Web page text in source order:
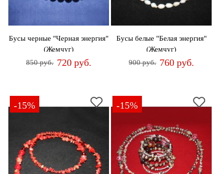
Бусы черные "Черная энергия"
(Жемчуг)
850 руб. 720 руб.
Бусы белые "Белая энергия"
(Жемчуг)
900 руб. 760 руб.
-15% -15%